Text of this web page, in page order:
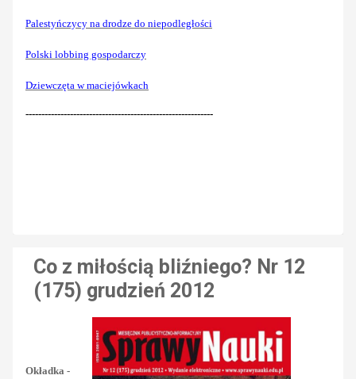
Palestyńczycy na drodze do niepodległości
Polski lobbing gospodarczy
Dziewczęta w maciejówkach
-----------------------------------------------------------
Co z miłością bliźniego? Nr 12
(175) grudzień 2012
Okładka -